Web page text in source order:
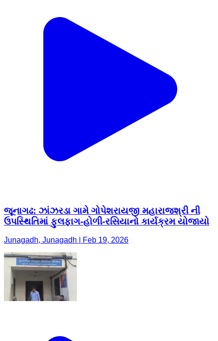
જૂનાગઢ: ઝાંઝરડા ગામે ગોપેશરાયજી મહારાજશ્રી ની
ઉપસ્થિતિમાં ફુલફાગ-હોળી-રસિયાનો કાર્યક્રમ યોજાયો
Junagadh, Junagadh | Feb 19, 2026